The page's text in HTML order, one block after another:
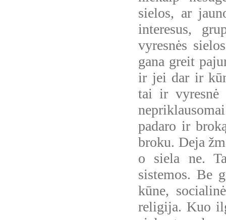
sielos, ar
interesus,
vyresnės
gana greit
ir jei dar ir
tai ir vyresnė
padaro ir
broku. Deja
o siela ne.
sistemos. Be
kūne,
religija. Kuo